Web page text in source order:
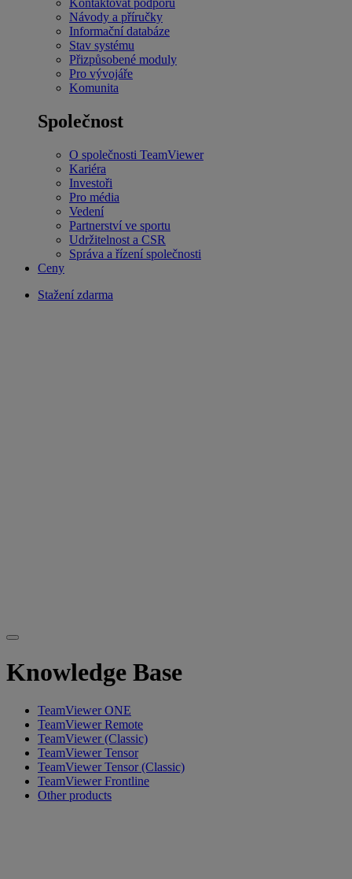
Kontaktovat podporu
Návody a příručky
Informační databáze
Stav systému
Přizpůsobené moduly
Pro vývojáře
Komunita
Společnost
O společnosti TeamViewer
Kariéra
Investoři
Pro média
Vedení
Partnerství ve sportu
Udržitelnost a CSR
Správa a řízení společnosti
Ceny
Stažení zdarma
Knowledge Base
TeamViewer ONE
TeamViewer Remote
TeamViewer (Classic)
TeamViewer Tensor
TeamViewer Tensor (Classic)
TeamViewer Frontline
Other products